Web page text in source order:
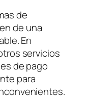
de
de una
En
servicios
de pago
para